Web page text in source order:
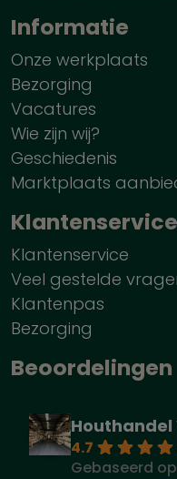
Informatie
Onze werkplaats
Bezorging
Vacatures
Wie zijn wij?
Geschiedenis
Marktplaats
Klantenservice
Klantenservice
Veel gestelde
Klantenpas
Bezorging
Beoordelingen
Houthandel
4.7
Gebaseerd